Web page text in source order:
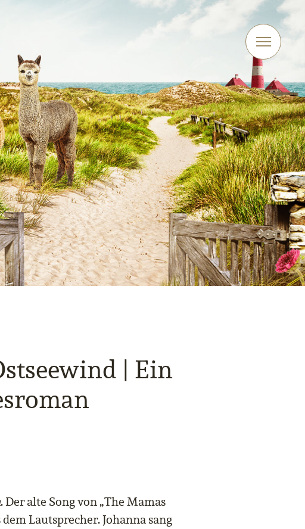
| Ein
. Der alte Song von „The Mamas
Lautsprecher. Johanna sang